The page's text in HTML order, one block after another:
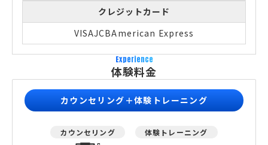
クレジットカード
VISAJCBAmerican Express
Experience
体験料金
カウンセリング＋体験トレーニング
カウンセリング 体験トレーニング